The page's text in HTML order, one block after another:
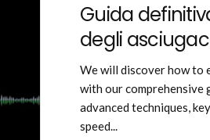
Guida
degli
We will discover how to
with our comprehensive
advanced techniques,
speed...